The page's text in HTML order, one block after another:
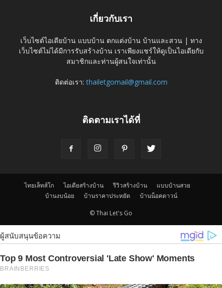
เกี่ยวกับเรา
เว็บไซต์ไอเดียบ้าน แบบบ้าน ตกแต่งบ้าน บ้านและสวน | ทาง
เว็บไซต์ไม่ได้มีการรับสร้างบ้าน เราเพียงแชร์ให้ดูเป็นไอเดียกับ
สมาชิกและท่านผู้สนใจเท่านั้น
ติดต่อเรา:thailetgomail@gmail.com
ติดตามเราได้ที่
ไทยเล็ทส์โก ไอเดียสร้างบ้าน รีวิวสร้างบ้าน
แบบบ้านสวย
บ้านงบน้อย
บ้านราคาประหยัด บ้านน็อคดาวน์
© Thai Let's Go